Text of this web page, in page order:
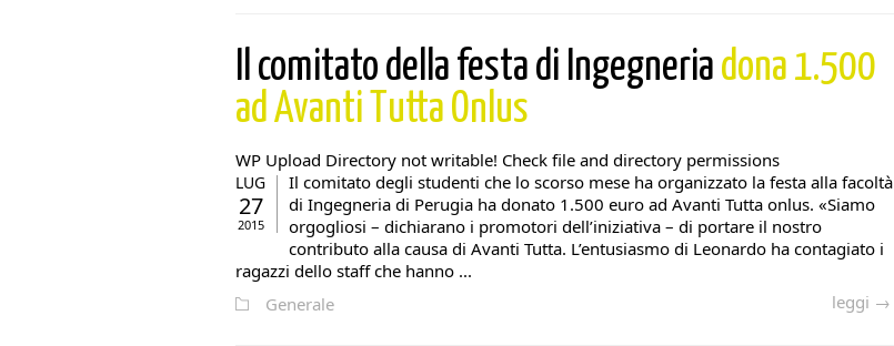
Il comitato della festa di Ingegneria dona 1.500
ad Avanti Tutta Onlus
WP Upload Directory not writable! Check file and directory permissions
LUG
27
2015
Il comitato degli studenti che lo scorso mese ha organizzato la festa alla facoltà
di Ingegneria di Perugia ha donato 1.500 euro ad Avanti Tutta onlus. «Siamo
orgogliosi – dichiarano i promotori dell’iniziativa – di portare il nostro
contributo alla causa di Avanti Tutta. L’entusiasmo di Leonardo ha contagiato i
ragazzi dello staff che hanno ...
leggi →
Generale